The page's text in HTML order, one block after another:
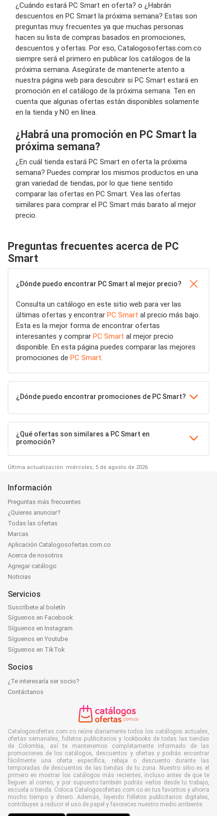
¿Cuándo estará PC Smart en oferta? o ¿Habrán
descuentos en PC Smart la próxima semana? Estas son
preguntas muy frecuentes ya que muchas personas
hacen su lista de compras basados en promociones,
descuentos y ofertas. Por eso, Catalogosofertas.com.co
siempre será el primero en publicar los catálogos de la
próxima semana. Asegúrate de mantenerte atento a
nuestra página web para descubrir si PC Smart estará en
promoción en el catálogo de la próxima semana. Ten en
cuenta que algunas ofertas están disponibles solamente
en la tienda y NO en línea.
¿Habrá una promoción en PC Smart la
próxima semana?
¿En cuál tienda estará PC Smart en oferta la próxima
semana? Puedes comprar los mismos productos en una
gran variedad de tiendas, por lo que tiene sentido
comparar las ofertas en PC Smart. Vea las ofertas
similares para comprar el PC Smart más barato al mejor
precio.
Preguntas frecuentes acerca de PC
Smart
¿Dónde puedo encontrar PC Smart al mejor precio?
Consulta un catálogo en este sitio web para ver las
últimas ofertas y encontrar PC Smart al precio más bajo.
Esta es la mejor forma de encontrar ofertas
interesantes y comprar PC Smart al mejor precio
disponible. En esta página puedes comparar las mejores
promociones de PC Smart
¿Dónde puedo encontrar promociones de PC Smart?
¿Qué ofertas son similares a PC Smart en
promoción?
Última actualización: miércoles, 5 de agosto de 2026
Información
Preguntas más frecuentes
¿Quieres anunciar?
Todas las ofertas
Marcas
Aplicación Catalogosofertas.com.co
Acerca de nosotros
Agregar catálogo
Noticias
Servicios
Suscríbete al boletín
Síguenos en Facebook
Síguenos en Instagram
Síguenos en Youtube
Síguenos en TikTok
Socios
¿Te interesaría ser socio?
Contáctanos
Catalogosofertas.com.co reúne diariamente todos los catálogos actuales,
ofertas semanales, folletos publicitarios y lookbooks de todas las tiendas
de Colombia, así te mantenemos completamente informado de las
promociones de los catálogos, descuentos y ofertas y podrás encontrar
fácilmente una oferta específica, rebaja o descuento durante las
temporadas de descuentos de las tiendas de tu zona. Nuestro sitio es el
primero en mostrar los catálogos más recientes, incluso antes de que te
lleguen al correo, y por supuesto también podrás verlos desde tu trabajo,
escuela o tienda. Coloca Catalogosofertas.com.co en tus favoritos y ahorra
mucho tiempo y dinero. Además, leyendo folletos publicitarios digitales,
contribuyes a reducir el uso de papel y favoreces nuestro medio ambiente.